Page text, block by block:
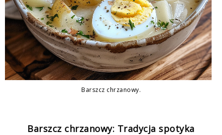
Barszcz chrzanowy.
Barszcz chrzanowy: Tradycja spotyka